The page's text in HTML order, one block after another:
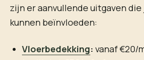
zijn er aanvullende uitgaven
kunnen beïnvloeden:
Vloerbedekking: vanaf €20/